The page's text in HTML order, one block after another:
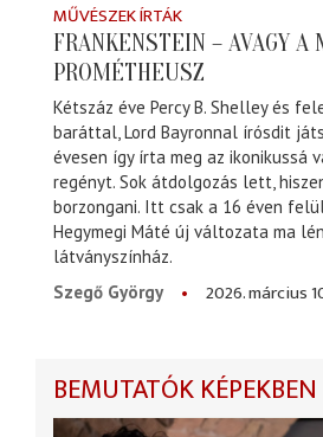
MŰVÉSZEK ÍRTÁK
FRANKENSTEIN – AVAGY A
PROMÉTHEUSZ
Kétszáz éve Percy B. Shelley és
baráttal, Lord Bayronnal írósdit
évesen így írta meg az ikonikussá
regényt. Sok átdolgozás lett,
borzongani. Itt csak a 16 éven
Hegymegi Máté új változata ma
látványszínház.
Szegő György
2026. március
BEMUTATÓK KÉPEKBEN